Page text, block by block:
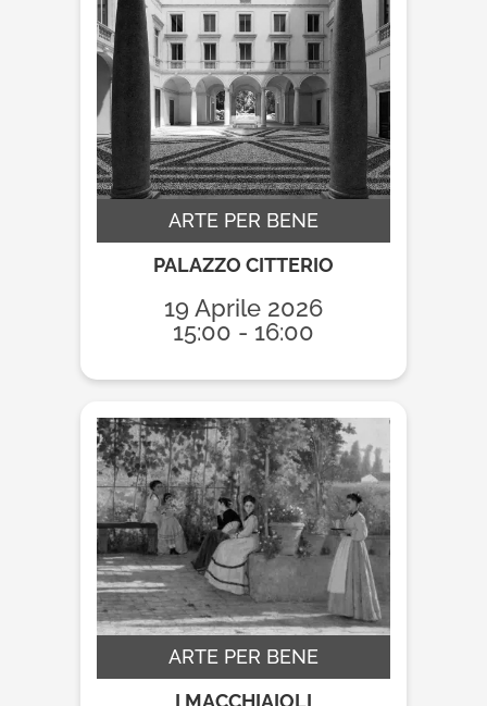
ARTE PER BENE
PALAZZO CITTERIO
19 Aprile 2026
15:00 - 16:00
ARTE PER BENE
I MACCHIAIOLI